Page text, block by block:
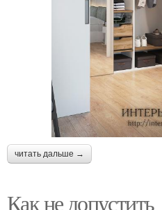
читать дальше →
Как не допустить